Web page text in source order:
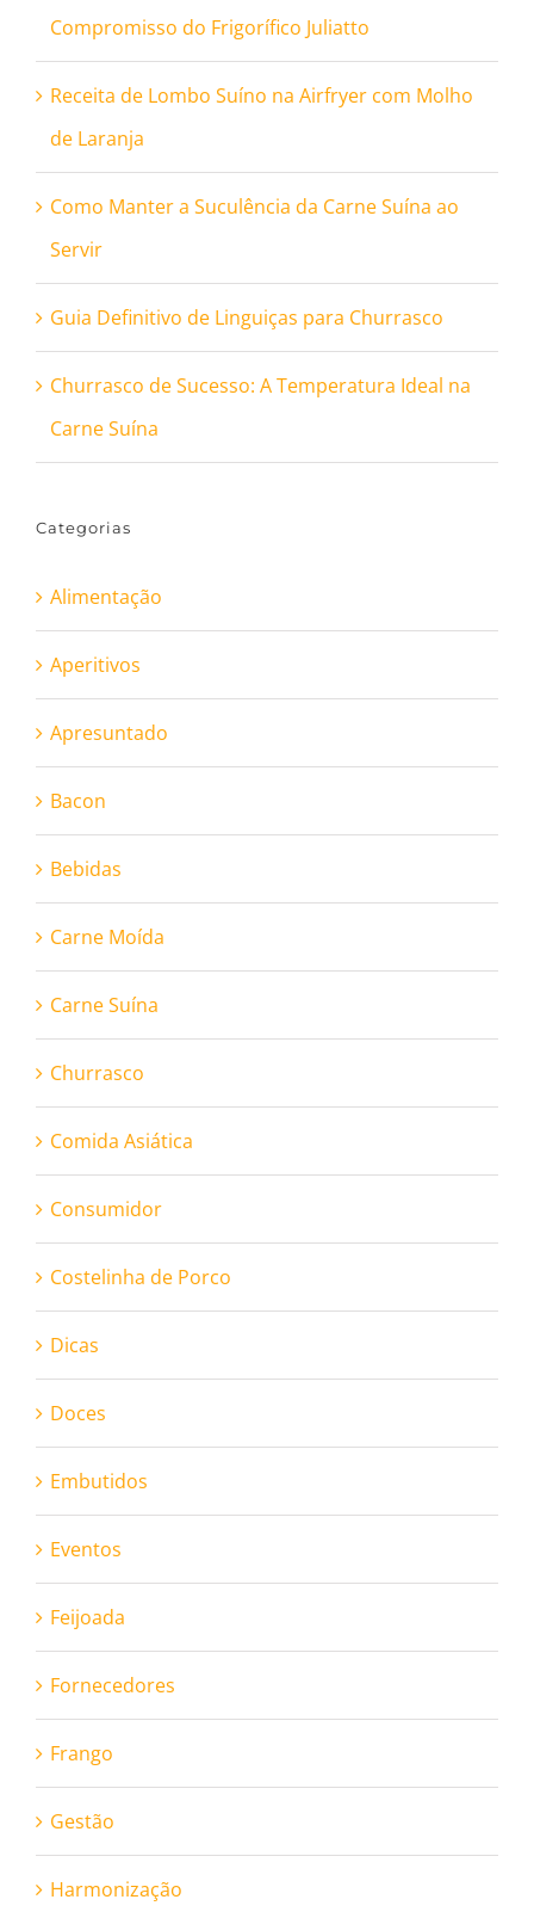
Compromisso do Frigorífico Juliatto
Receita de Lombo Suíno na Airfryer com Molho
de Laranja
Como Manter a Suculência da Carne Suína ao
Servir
Guia Definitivo de Linguiças para Churrasco
Churrasco de Sucesso: A Temperatura Ideal na
Carne Suína
Categorias
Alimentação
Aperitivos
Apresuntado
Bacon
Bebidas
Carne Moída
Carne Suína
Churrasco
Comida Asiática
Consumidor
Costelinha de Porco
Dicas
Doces
Embutidos
Eventos
Feijoada
Fornecedores
Frango
Gestão
Harmonização